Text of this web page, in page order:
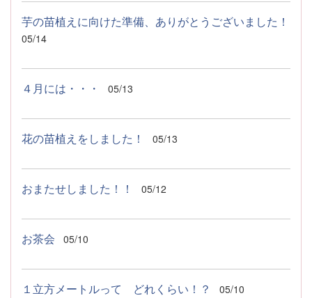
芋の苗植えに向けた準備、ありがとうございました！
05/14
４月には・・・ 05/13
花の苗植えをしました！ 05/13
おまたせしました！！ 05/12
お茶会 05/10
１立方メートルって どれくらい！？ 05/10